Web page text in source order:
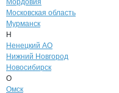
Мордовия
Московская область
Мурманск
Н
Ненецкий АО
Нижний Новгород
Новосибирск
О
Омск